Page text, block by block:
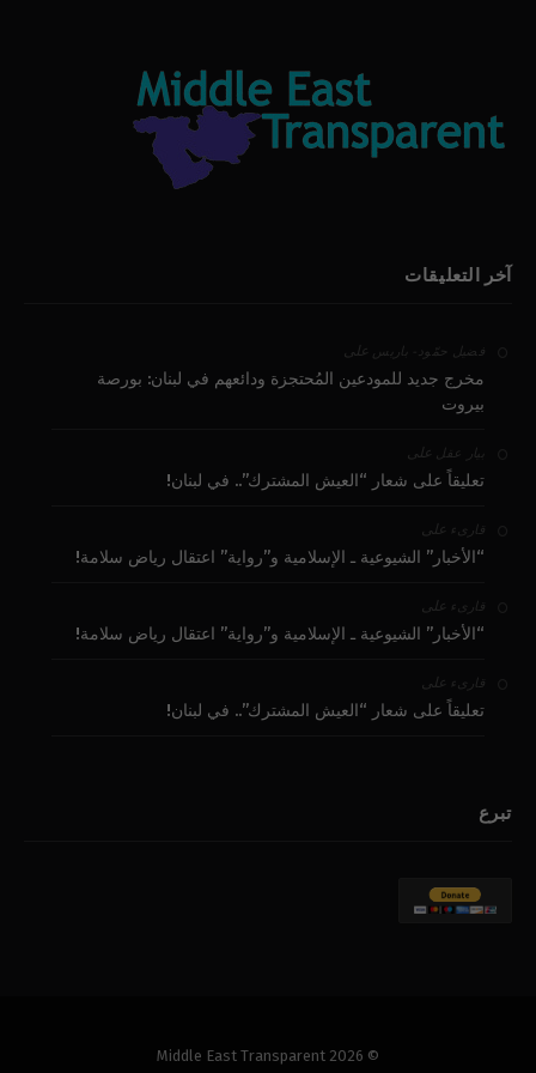
آخر التعليقات
فضيل حمّود - باريس على
مخرج جديد للمودعين المُحتجزة ودائعهم في لبنان: بورصة
بيروت
بيار عقل على
تعليقاً على شعار “العيش المشترك”.. في لبنان!
قارىء على
“الأخبار” الشيوعية ـ الإسلامية و”رواية” اعتقال رياض سلامة!
قارىء على
“الأخبار” الشيوعية ـ الإسلامية و”رواية” اعتقال رياض سلامة!
قارىء على
تعليقاً على شعار “العيش المشترك”.. في لبنان!
تبرع
© 2026 Middle East Transparent